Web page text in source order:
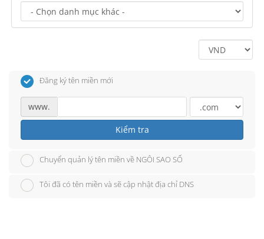
Đăng ký tên miền mới
www.
Kiểm tra
Chuyển quản lý tên miền về NGÔI SAO SỐ
Tôi đã có tên miền và sẽ cập nhật địa chỉ DNS